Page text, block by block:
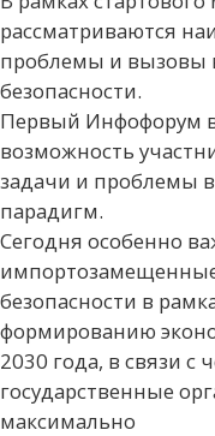
рассматриваются
проблемы и вызовы
безопасности.
Первый Инфофорум
возможность
задачи и проблемы
парадигм.
Сегодня особенно
безопасности в
формированию
2030 года, в связи
государственные
максимально